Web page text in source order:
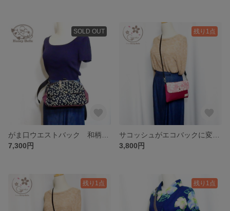
SOLD OUT
7,300円
残り1点
3,800円
残り1点 残り1点